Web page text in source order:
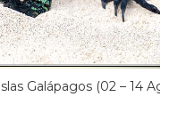
Galápagos (02 – 14